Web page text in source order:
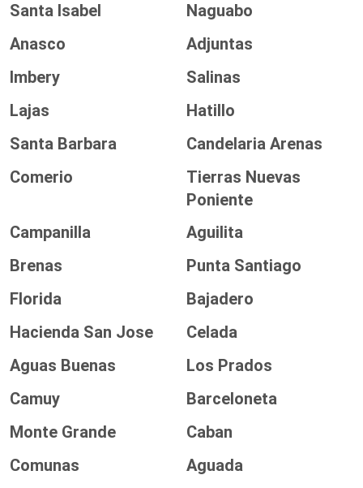
Santa Isabel
Naguabo
Anasco
Adjuntas
Imbery
Salinas
Lajas
Hatillo
Santa Barbara
Candelaria Arenas
Comerio
Tierras Nuevas
Poniente
Campanilla
Aguilita
Brenas
Punta Santiago
Florida
Bajadero
Hacienda San Jose
Celada
Aguas Buenas
Los Prados
Camuy
Barceloneta
Monte Grande
Caban
Comunas
Aguada